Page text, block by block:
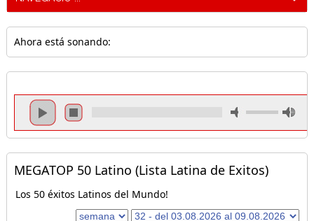
Ahora está sonando:
MEGATOP 50 Latino (Lista Latina de Exitos)
Los 50 éxitos Latinos del Mundo!